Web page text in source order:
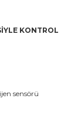
KONTROL
ve diğer
sensörü